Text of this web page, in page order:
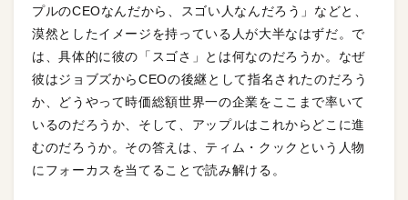
プルのCEOなんだから、スゴい人なんだろう」などと、
漠然としたイメージを持っている人が大半なはずだ。で
は、具体的に彼の「スゴさ」とは何なのだろうか。なぜ
彼はジョブズからCEOの後継として指名されたのだろう
か、どうやって時価総額世界一の企業をここまで率いて
いるのだろうか、そして、アップルはこれからどこに進
むのだろうか。その答えは、ティム・クックという人物
にフォーカスを当てることで読み解ける。